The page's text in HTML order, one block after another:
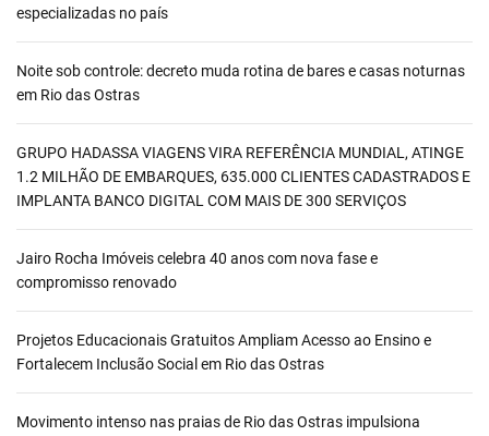
especializadas no país
Noite sob controle: decreto muda rotina de bares e casas noturnas
em Rio das Ostras
GRUPO HADASSA VIAGENS VIRA REFERÊNCIA MUNDIAL, ATINGE
1.2 MILHÃO DE EMBARQUES, 635.000 CLIENTES CADASTRADOS E
IMPLANTA BANCO DIGITAL COM MAIS DE 300 SERVIÇOS
Jairo Rocha Imóveis celebra 40 anos com nova fase e
compromisso renovado
Projetos Educacionais Gratuitos Ampliam Acesso ao Ensino e
Fortalecem Inclusão Social em Rio das Ostras
Movimento intenso nas praias de Rio das Ostras impulsiona